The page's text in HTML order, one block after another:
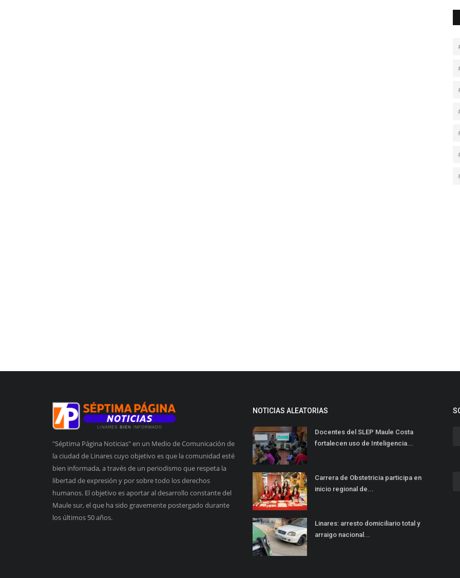
"Séptima Página Noticias" en un Medio de Comunicación de
la ciudad de Linares cuyo objetivo es que la comunidad esté
bien informada, a través de un periodismo que respeta la
libertad de expresión y por sobre todo los derechos
humanos. El objetivo es aportar al desarrollo constante del
Maule sur, el que ha sido gravemente postergado durante
los últimos 50 años.
NOTICIAS ALEATORIAS
Docentes del SLEP Maule Costa
fortalecen uso de Inteligencia...
Carrera de Obstetricia participa en
inicio regional de...
Linares: arresto domiciliario total y
arraigo nacional...